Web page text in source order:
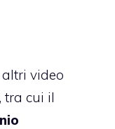
video
tra cui il